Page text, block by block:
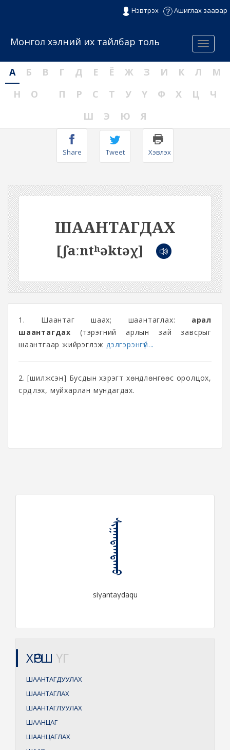
Нэвтрэх Ашиглах заавар
Menu
Монгол хэлний их тайлбар толь
А Б В Г Д Е Ё Ж З И К Л
М
Н
О П Р С Т У Ү Ф Х Ц
Ч
Ш
Э Ю Я
Share Tweet Хэвлэх
ШААНТАГДАХ
[ʃaːntʰəktəχ]
1. Шаантаг шаах; шаантаглах: арал
шаантагдах (тэрэгний арлын зай завсрыг
шаантгаар жийрэглэждэлгэрэнгүй...
2. [шилжсэн] Бусдын хэрэгт хөндлөнгөөс оролцох,
сүрдүүлэх, муйхарлан мундагдах.
ᠰᠢᠭᠠᠨᠲᠠᠭᠳᠠᠬᠤ
siγantaγdaqu
ХӨРШ ҮГ
ШААНТАГДУУЛАХ
ШААНТАГЛАХ
ШААНТАГЛУУЛАХ
ШААНЦАГ
ШААНЦАГЛАХ